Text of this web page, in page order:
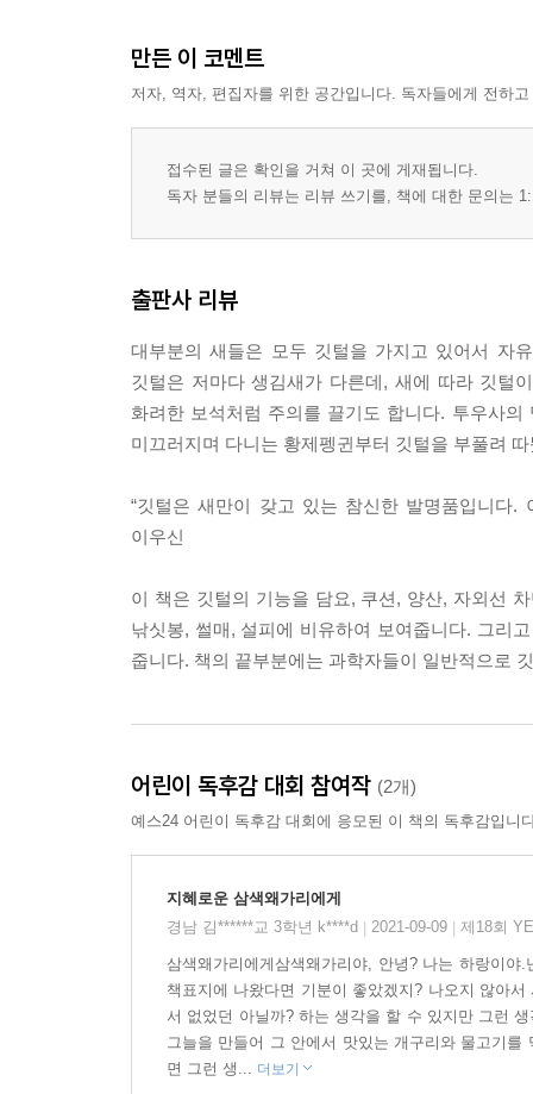
만든 이 코멘트
저자, 역자, 편집자를 위한 공간입니다. 독자들에게 전하
접수된 글은 확인을 거쳐 이 곳에 게재됩니다.
독자 분들의 리뷰는 리뷰 쓰기를, 책에 대한 문의는
출판사 리뷰
대부분의 새들은 모두 깃털을 가지고 있어서 자
깃털은 저마다 생김새가 다른데, 새에 따라 깃털
화려한 보석처럼 주의를 끌기도 합니다. 투우사
미끄러지며 다니는 황제펭귄부터 깃털을 부풀려
“깃털은 새만이 갖고 있는 참신한 발명품입니다
이우신
이 책은 깃털의 기능을 담요, 쿠션, 양산, 자외선
낚싯봉, 썰매, 설피에 비유하여 보여줍니다. 그리
줍니다. 책의 끝부분에는 과학자들이 일반적으로
어린이 독후감 대회 참여작 (2개)
예스24 어린이 독후감 대회에 응모된 이 책의 독후감입니
지혜로운 삼색왜가리에게
경남 김******교 3학년 k****d
2021-09-09 제18회
삼색왜가리에게삼색왜가리야, 안녕? 나는 하랑이
책표지에 나왔다면 기분이 좋았겠지? 나오지 않아
서 없었던 아닐까? 하는 생각을 할 수 있지만 그런
그늘을 만들어 그 안에서 맛있는 개구리와 물고기
면 그런 생... 더보기